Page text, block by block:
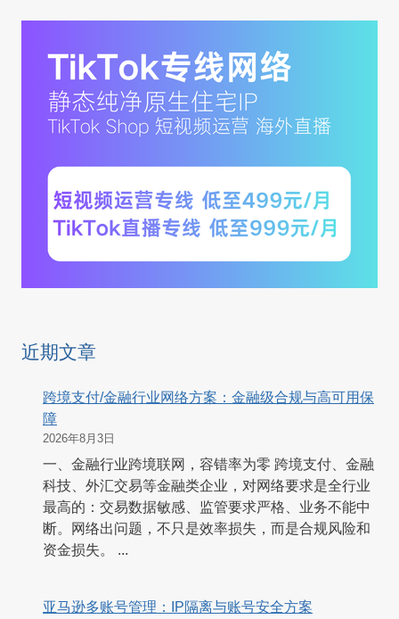
近期文章
跨境支付/金融行业网络方案：金融级合规与高可用保
障
2026年8月3日
一、金融行业跨境联网，容错率为零 跨境支付、金融
科技、外汇交易等金融类企业，对网络要求是全行业
最高的：交易数据敏感、监管要求严格、业务不能中
断。网络出问题，不只是效率损失，而是合规风险和
资金损失。 ...
亚马逊多账号管理：IP隔离与账号安全方案